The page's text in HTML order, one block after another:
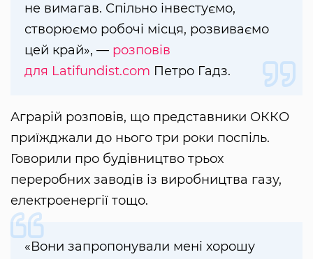
не вимагав. Спільно інвестуємо,
створюємо робочі місця, розвиваємо
цей край», — розповів
для Latifundist.com Петро Гадз.
Аграрій розповів, що представники ОККО
приїжджали до нього три роки поспіль.
Говорили про будівництво трьох
переробних заводів із виробництва газу,
електроенергії тощо.
«Вони запропонували мені хорошу